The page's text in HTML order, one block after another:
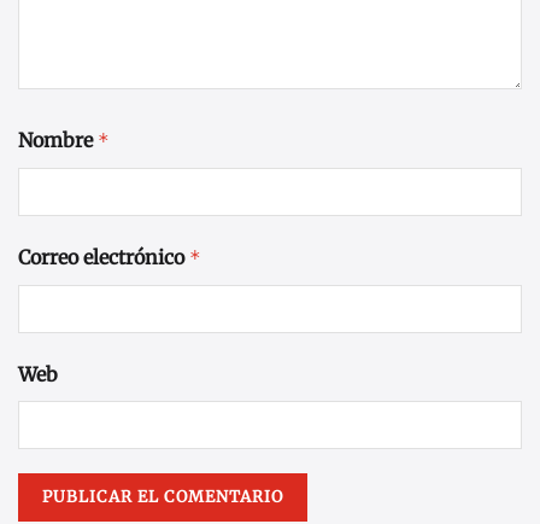
Nombre *
Correo electrónico *
Web